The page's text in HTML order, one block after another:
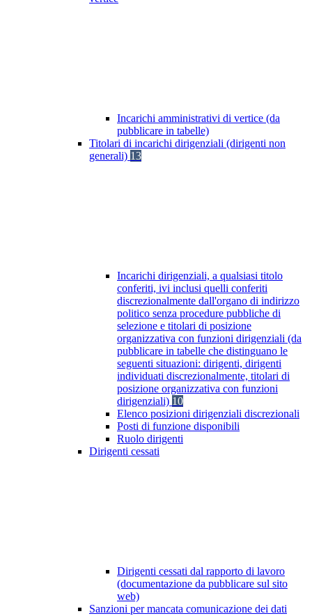
Incarichi amministrativi di vertice (da
pubblicare in tabelle)
Titolari di incarichi dirigenziali (dirigenti non
generali) 13
Incarichi dirigenziali, a qualsiasi titolo
conferiti, ivi inclusi quelli conferiti
discrezionalmente dall'organo di indirizzo
politico senza procedure pubbliche di
selezione e titolari di posizione
organizzativa con funzioni dirigenziali (da
pubblicare in tabelle che distinguano le
seguenti situazioni: dirigenti, dirigenti
individuati discrezionalmente, titolari di
posizione organizzativa con funzioni
dirigenziali) 10
Elenco posizioni dirigenziali discrezionali
Posti di funzione disponibili
Ruolo dirigenti
Dirigenti cessati
Dirigenti cessati dal rapporto di lavoro
(documentazione da pubblicare sul sito
web)
Sanzioni per mancata comunicazione dei dati